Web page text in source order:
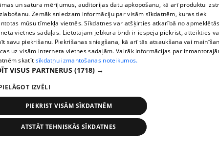
pirms 2 mēnešiem, 2 nedēļām
Pašmāju slavenības ļaujas sānslīdēm ar unikālu
un satura mērījumus, auditorijas datu apkopošanu, kā arī produktu
Zemāk sniedzam informāciju par visām sīkdatnēm, kuras tiek
mūsu tīmekļa vietnēs. Sīkdatnes var atšķirties atkarībā no
vietnes sadaļas. Lietotājam jebkurā brīdī ir iespēja piekrist, atteikties
savu piekrišanu. Piekrišanas sniegšana, kā arī tās atsaukšana vai
uz visām interneta vietnes sadaļām. Vairāk informācijas par
skatīt sīkdatņu izmantošanas noteikumos.
VISUS PARTNERUS (1718) →
IZVĒLI
PIEKRIST VISĀM SĪKDATNĒM
ATSTĀT TEHNISKĀS SĪKDATNES